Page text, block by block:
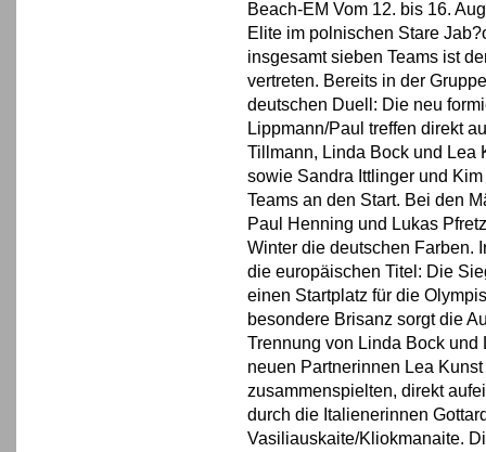
Beach-EM Vom 12. bis 16.
Elite im polnischen Stare
insgesamt sieben Teams ist
vertreten. Bereits in der
deutschen Duell: Die neu
Lippmann/Paul treffen direkt
Tillmann, Linda Bock und Lea
sowie Sandra Ittlinger und
Teams an den Start. Bei den
Paul Henning und Lukas
Winter die deutschen Farben.
die europäischen Titel: Die
einen Startplatz für die
besondere Brisanz sorgt die
Trennung von Linda Bock
neuen Partnerinnen Lea
zusammenspielten, direkt
durch die Italienerinnen
Vasiliauskaite/Kliokmanaite.